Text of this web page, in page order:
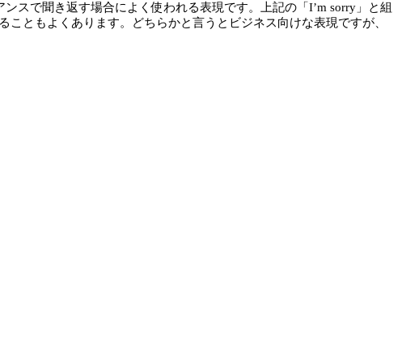
スで聞き返す場合によく使われる表現です。上記の「I’m sorry」と組
ともよくあります。どちらかと言うとビジネス向けな表現ですが、